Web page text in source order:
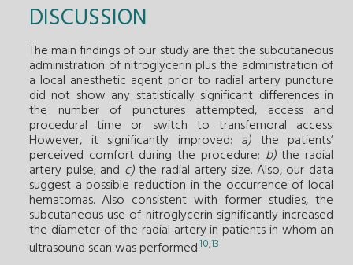
DISCUSSION
The main findings of our study are that the subcutaneous
administration of nitroglycerin plus the administration of
a local anesthetic agent prior to radial artery puncture
did not show any statistically significant differences in
the number of punctures attempted, access and
procedural time or switch to transfemoral access.
However, it significantly improved: a) the patients’
perceived comfort during the procedure; b)the radial
artery pulse; and c)the radial artery size. Also, our data
suggest a possible reduction in the occurrence of local
hematomas. Also consistent with former studies, the
subcutaneous use of nitroglycerin significantly increased
the diameter of the radial artery in patients in whom an
ultrasound scan was performed.10,13